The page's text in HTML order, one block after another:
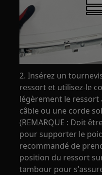
2. Insérez un
ressort et utilisez-le
légèrement le
câble ou une corde
(REMARQUE : Doit
pour supporter le
recommandé de
position du ressort
tambour pour